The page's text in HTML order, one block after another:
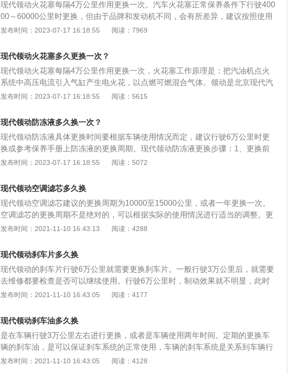
现代领动火花塞每隔4万公里作用更换一次。汽车火花塞正常保养条件下行驶400
00～60000公里时更换，但由于品牌和发动机不同，会有所差异，建议按照使用
手册进行。可参考以下标准进行保养更换：铂金火花塞在4万公里更换，普通的
开引擎盖，掀开发动机的塑料盖板，拆下高压分线，根据每个缸的位置做好记
号，避免混乱。用火花塞套筒依次卸下火花塞，卸下的时候注意看一下外部有没
有树叶、灰尘等，一定要清理干净。将新的火花塞放到火花塞孔，用手拧几圈以
后再用套筒拧。按照点火顺序安装拆下的高压分线，扣上盖板即可。
发布时间：2023-07-17 16:18:55 阅读：7969
现代领动火花塞多久更换一次？
现代领动火花塞每隔4万公里作用更换一次，火花塞工作原理是：把汽油机点火
系统中高压电流引入气缸产生电火花，以点燃可燃混合气体。领动是北京现代汽
车生产的一款紧凑型车，以领动2020款手动智炫活力型为例，其车身尺寸是：长
活力型搭载了1.5l自然吸气发动机，最大功率转速是每分钟6300转，最大扭矩转
速是每分钟4500转。
发布时间：2023-07-17 16:18:55 阅读：5615
现代领动防冻液多久换一次？
现代领动防冻液具体更换时间要根据车辆使用情况而定，建议行驶6万公里时更
换或参考保养手册上防冻液的更换周期。现代领动防冻液更换步骤：1、更换前
将车辆停放一段时间，防止被防冻液烫伤，找到并松开水箱底部的防冻液放水
断添加清水冲洗冷却系统中的残余防冻液，将旧的防冻液基本清除干净；3、当
水流不再流出时装上放水螺丝，把车辆熄火再往储液罐中加防冻液，加到MIN和
MAX刻度线之间即可；4、将发动机打着火，在怠速运转下管路中的空气就会被
赶出，防冻液液面会随之降低一段距离；5、等液面不再变化，再次添加防冻液
至两条刻度线之间即可。
发布时间：2023-07-17 16:18:55 阅读：5072
现代领动空调滤芯多久换
现代领动空调滤芯建议的更换周期为10000至15000公里，或者一年更换一次。
空调滤芯的更换周期不是绝对的，可以根据实际的使用情况进行适当的调整。更
换空调滤芯一般可以选在春秋两季，因为冬夏两季空调的使用更加频繁，过滤了
芯是用来过滤空气中的粉尘、尾气等杂质的，使进入车厢内的空气干净且没有异
味。由于空调的蒸发箱在冷环境中工作，当遇到外界相对热的空气后难免会产生
水汽。因此蒸发箱和通风管内的环境往往潮湿积灰，长此以往就容易产生腐败，
发散出难闻的气味。这些难闻的气味会随着空调的循环，污染车厢内部的空气，
影响驾乘人员的乘车体验，因此要周期性对空调进行清洁。车辆保养时不仅对外
的。
发布时间：2021-11-10 16:43:13 阅读：4288
现代领动刹车片多久换
现代领动的刹车片行驶6万公里就需要更换刹车片。一般行驶3万公里后，就需要
去维修都要检查是否可以继续使用。行驶6万公里时，制动效果就不明显，此时
需要考虑更换刹车片。在汽车的制动系统中，刹车片是最关键的安全部件，刹车
护神。刹车片一般由钢板、胶粘绝缘层、摩擦块组成。钢板应该涂上涂层以防生
锈。在镀膜过程中，采用SMT-4炉温跟踪器检测镀膜过程中的温度分布，以保证
质量。其中，隔热层由非传热材料制成，以隔热为目的。摩擦块由摩擦材料和粘
合剂组成，在制动时挤压在制动盘或制动鼓上产生摩擦力，从而达到车辆减速制
动的目的。由于摩擦，摩擦块会逐渐磨损。一般来说，成本越低，刹车片磨损越
发布时间：2021-11-10 16:43:05 阅读：4177
现代领动刹车油多久换
是在车辆行驶3万公里左右进行更换，或者是车辆使用两年时间。定期的更换车
辆的刹车油，是可以保证刹车系统的正常使用，车辆的刹车系统是关系到车辆行
驶的安全性，一旦刹车距离延长，就需要检查刹车系统是否出现问题。机动车的
发布时间：2021-11-10 16:43:05 阅读：4128